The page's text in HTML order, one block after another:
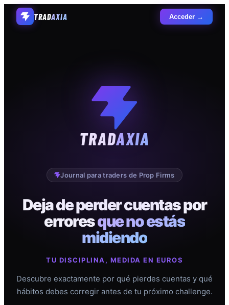
TRADAXIA Acceder →
TRADAXIA
Journal para traders de Prop Firms
Deja de perder cuentas por
erroresque no estás
midiendo
TU DISCIPLINA, MEDIDA EN EUROS
Descubre exactamente por qué pierdes cuentas y qué
hábitos debes corregir antes de tu próximo challenge.